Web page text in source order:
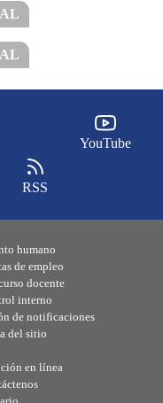
YouTube
RSS
humano
de empleo
docente
interno
de notificaciones
del sitio
en línea